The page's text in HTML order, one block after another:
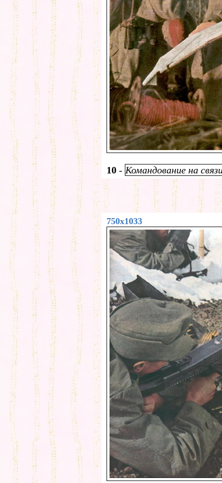
10 - Командование на
750x1033